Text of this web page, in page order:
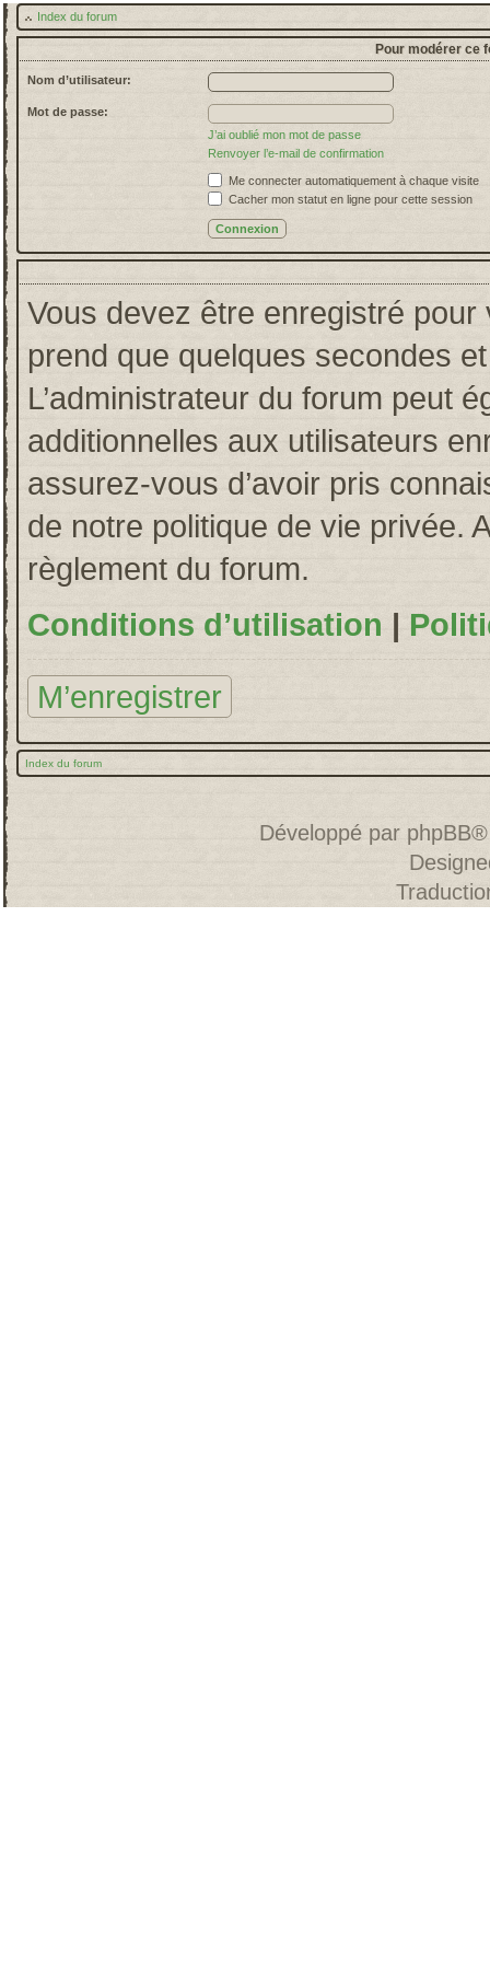
Index du forum
Pour modérer ce
Nom d’utilisateur:
Mot de passe:
J’ai oublié mon mot de passe
Renvoyer l’e-mail de confirmation
Me connecter automatiquement à chaque visite
Cacher mon statut en ligne pour cette session
Vous devez être enregistré pour
prend que quelques secondes
L’administrateur du forum peut
additionnelles aux utilisateurs
assurez-vous d’avoir pris
de notre politique de vie privée.
règlement du forum.
Conditions d’utilisation |
M’enregistrer
Index du forum
Développé par phpBB®